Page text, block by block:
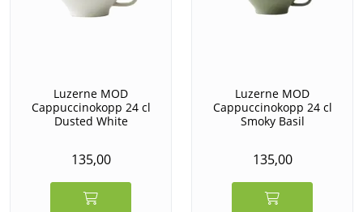
Luzerne MOD
Cappuccinokopp 24 cl
Dusted White
135,00
Luzerne MOD
Cappuccinokopp 24 cl
Smoky Basil
135,00